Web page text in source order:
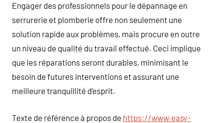
Engager des professionnels pour le dépannage en
serrurerie et plomberie offre non seulement une
solution rapide aux problèmes, mais procure en outre
un niveau de qualité du travail effectué. Ceci implique
que les réparations seront durables, minimisant le
besoin de futures interventions et assurant une
meilleure tranquillité d’esprit.
Texte de référence à propos de https://www.easy-